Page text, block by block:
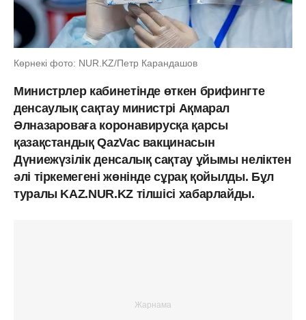
Көрнекі фото: NUR.KZ/Петр Карандашов
Министрлер кабинетінде өткен брифингте
денсаулық сақтау министрі Ақмарал
Әлназароваға коронавирусқа қарсы
қазақстандық QazVac вакцинасын
Дүниежүзілік денсалық сақтау ұйымы неліктен
әлі тіркемегені жөнінде сұрақ қойылды. Бұл
туралы KAZ.NUR.KZ тілшісі хабарлайды.